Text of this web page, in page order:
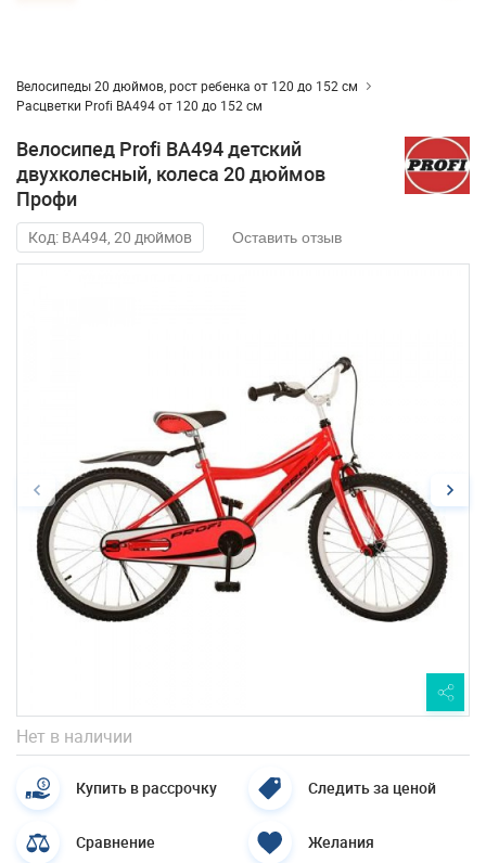
Велосипеды 20 дюймов, рост ребенка от 120 до 152 см
Расцветки Profi BA494 от 120 до 152 см
Велосипед Profi BA494 детский
двухколесный, колеса 20 дюймов
Профи
Код: BA494, 20 дюймов Оставить отзыв
Нет в наличии
Купить в рассрочку Следить за ценой
Сравнение Желания